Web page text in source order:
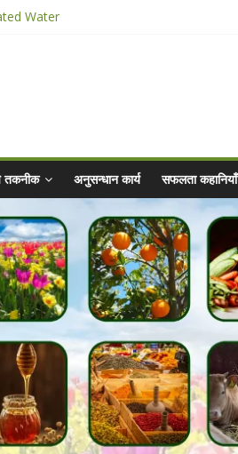
Water
for Sahaj Krishi Promotions
- 2025-26
तकनीक अनुसन्धान कार्य सफलता कहानियाँ